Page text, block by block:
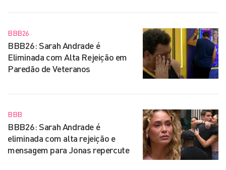
BBB26
BBB26: Sarah Andrade é
Eliminada com Alta Rejeição em
Paredão de Veteranos
BBB
BBB26: Sarah Andrade é
eliminada com alta rejeição e
mensagem para Jonas repercute